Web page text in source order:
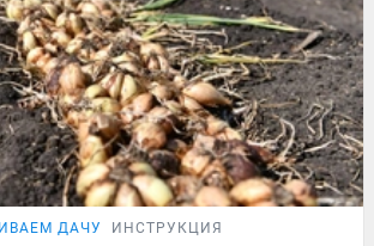
ДАЧУ ИНСТРУКЦИЯ